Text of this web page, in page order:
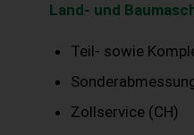
Land- und
Teil- sowie
Zollservice (CH)